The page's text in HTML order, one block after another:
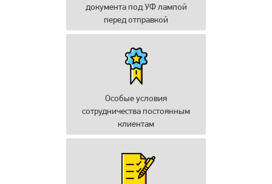
документа под УФ лампой
перед отправкой
Особые условия
сотрудничества постоянным
клиентам